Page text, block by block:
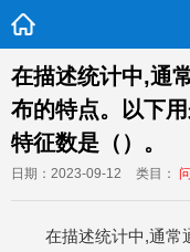
在描述统计中,通
布的特点。以下
特征数是（）。
日期：2023-09-12 类目：
在描述统计中,通常